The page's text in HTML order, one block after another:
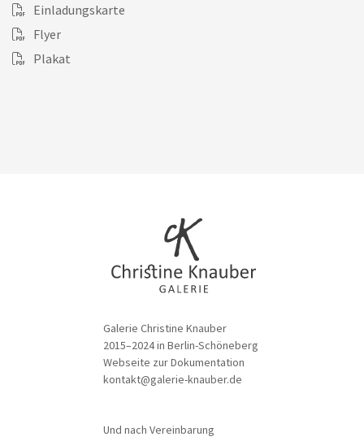
Einladungskarte
Flyer
Plakat
Galerie Christine Knauber
2015–2024 in Berlin-Schöneberg
Webseite zur Dokumentation
kontakt@galerie-knauber.de
Und nach Vereinbarung